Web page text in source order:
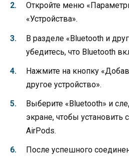
Откройте меню
«Устройства».
В разделе «Bluetooth и
убедитесь, что Bluetooth
Нажмите на кнопку
другое устройство».
Выберите «Bluetooth» и
экране, чтобы установить
AirPods.
После успешного